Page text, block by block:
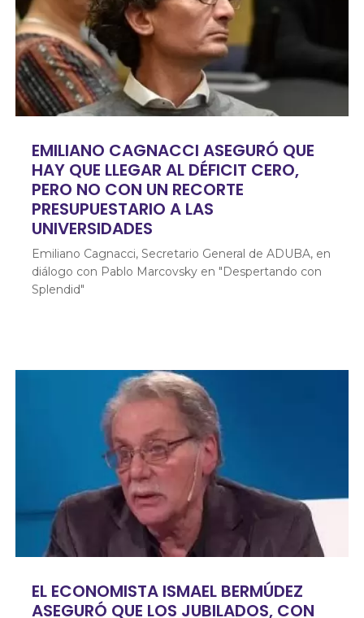
EMILIANO CAGNACCI ASEGURÓ QUE
HAY QUE LLEGAR AL DÉFICIT CERO,
PERO NO CON UN RECORTE
PRESUPUESTARIO A LAS
UNIVERSIDADES
Emiliano Cagnacci, Secretario General de ADUBA, en
diálogo con Pablo Marcovsky en "Despertando con
Splendid"
EL ECONOMISTA ISMAEL BERMÚDEZ
ASEGURÓ QUE LOS JUBILADOS, CON